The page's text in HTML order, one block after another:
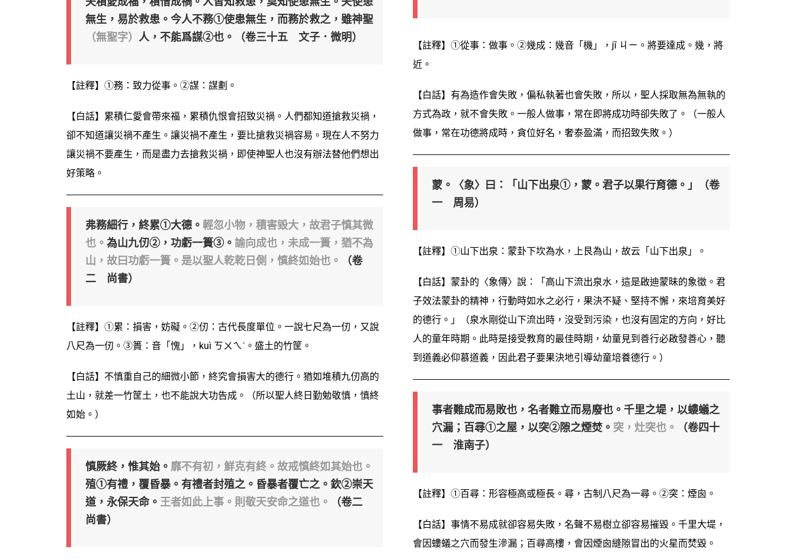
無生，易於救患。今人不務①使患無生，而務於救之，雖神聖
（無聖字） 人，不能爲謀②也。（卷三十五 文子．微明）
【註釋】①務：致力從事。②謀：謀劃。
【白話】累積仁愛會帶來福，累積仇恨會招致災禍。人們都知道搶救災禍，
卻不知道讓災禍不產生。讓災禍不產生，要比搶救災禍容易。現在人不努力
讓災禍不要產生，而是盡力去搶救災禍，即使神聖人也沒有辦法替他們想出
好策略。
弗務細行，終累①大德。 輕忽小物，積害毀大，故君子慎其微
也。 為山九仞②，功虧一簣③。 諭向成也，未成一簣，猶不為
山，故曰功虧一簣。是以聖人乾乾日側，慎終如始也。
（卷
二 尚書）
【註釋】①累：損害，妨礙。②仞：古代長度單位。一說七尺為一仞，又說
八尺為一仞。③簣：音「愧」，kuì ㄎㄨㄟˋ。盛土的竹筐。
【白話】不慎重自己的細微小節，終究會損害大的德行。猶如堆積九仞高的
土山，就差一竹筐土，也不能說大功告成。（所以聖人終日勤勉敬慎，慎終
如始。）
慎厥終，惟其始。 靡不有初，鮮克有終。故戒慎終如其始也。
殖①有禮，覆昏暴。 有禮者封殖之。昏暴者覆亡之。 欽②崇天
道，永保天命。 王者如此上事。則敬天安命之道也。
（卷二
尚書）
【註釋】①從事：做事。②幾成：幾音「機」，jī ㄐㄧ。將要達成。幾，將
近。
【白話】有為造作會失敗，偏私執著也會失敗，所以，聖人採取無為無執的
方式為政，就不會失敗。一般人做事，常在即將成功時卻失敗了。（一般人
做事，常在功德將成時，貪位好名，奢泰盈滿，而招致失敗。）
蒙。〈象〉曰：「山下出泉①，蒙。君子以果行育德。」（卷
一 周易）
【註釋】①山下出泉：蒙卦下坎為水，上艮為山，故云「山下出泉」。
【白話】蒙卦的〈象傳〉說：「高山下流出泉水，這是啟迪蒙昧的象徵。君
子效法蒙卦的精神，行動時如水之必行，果決不疑、堅持不懈，來培育美好
的德行。」（泉水剛從山下流出時，沒受到污染，也沒有固定的方向，好比
人的童年時期。此時是接受教育的最佳時期，幼童見到善行必啟發善心，聽
到道義必仰慕道義，因此君子要果決地引導幼童培養德行。）
事者難成而易敗也，名者難立而易廢也。千里之堤，以螻蟻之
穴漏；百尋①之屋，以突②隙之煙焚。 突，灶突也。
（卷四十
一 淮南子）
【註釋】①百尋：形容極高或極長。尋，古制八尺為一尋。②突：煙囪。
【白話】事情不易成就卻容易失敗，名聲不易樹立卻容易摧毀。千里大堤，
會因螻蟻之穴而發生滲漏；百尋高樓，會因煙囪縫隙冒出的火星而焚毀。